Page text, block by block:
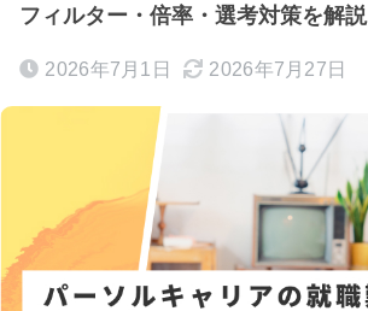
フィルター・倍率・選考対策を解説
2026年7月1日 2026年7月27日